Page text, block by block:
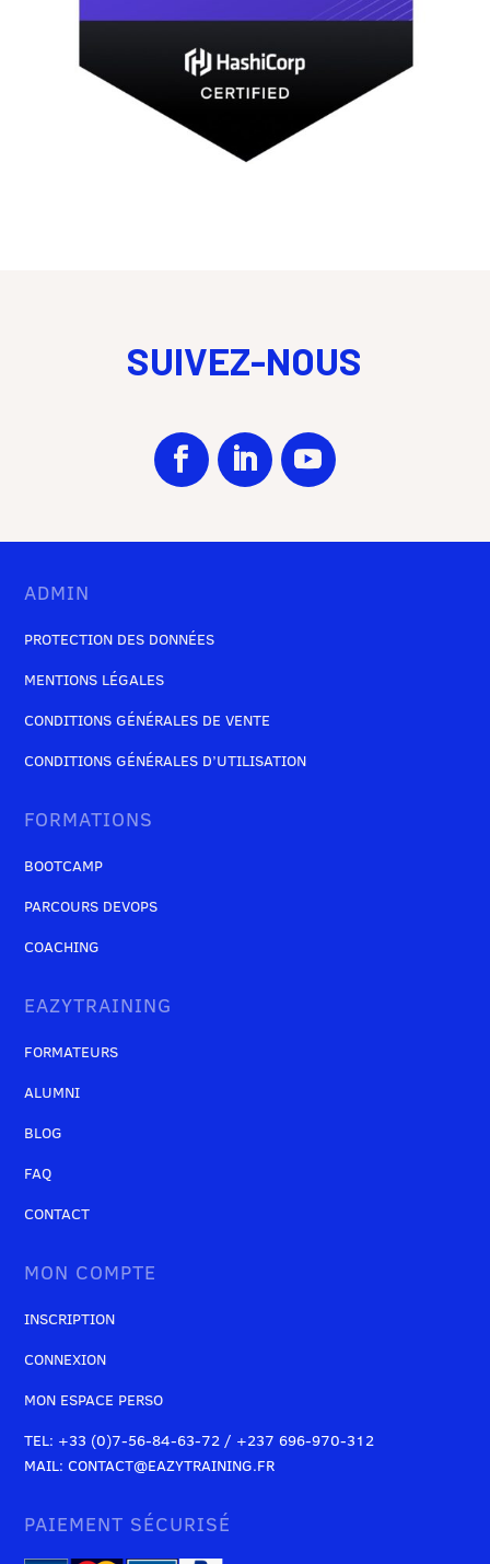
SUIVEZ-NOUS
ADMIN
PROTECTION DES DONNÉES
MENTIONS LÉGALES
CONDITIONS GÉNÉRALES DE VENTE
CONDITIONS GÉNÉRALES D’UTILISATION
FORMATIONS
BOOTCAMP
PARCOURS DEVOPS
COACHING
EAZYTRAINING
FORMATEURS
ALUMNI
BLOG
FAQ
CONTACT
MON COMPTE
INSCRIPTION
CONNEXION
MON ESPACE PERSO
TEL: +33 (0)7-56-84-63-72 / +237 696-970-312
MAIL: CONTACT@EAZYTRAINING.FR
PAIEMENT SÉCURISÉ